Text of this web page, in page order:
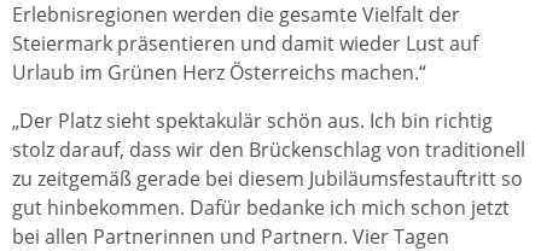
Erlebnisregionen werden die gesamte Vielfalt der
Steiermark präsentieren und damit wieder Lust auf
Urlaub im Grünen Herz Österreichs machen.“
„Der Platz sieht spektakulär schön aus. Ich bin richtig
stolz darauf, dass wir den Brückenschlag von traditionell
zu zeitgemäß gerade bei diesem Jubiläumsfestauftritt so
gut hinbekommen. Dafür bedanke ich mich schon jetzt
bei allen Partnerinnen und Partnern. Vier Tagen